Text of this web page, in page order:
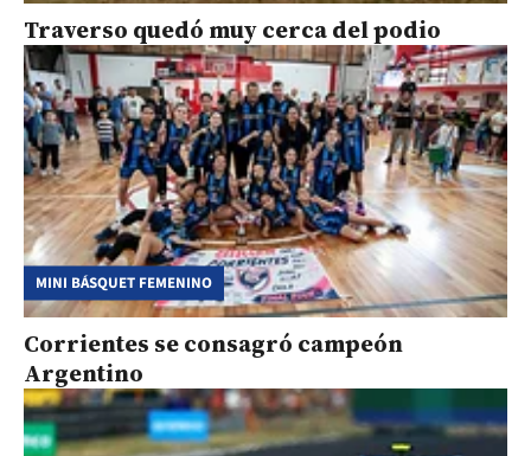
Traverso quedó muy cerca del podio
MINI BÁSQUET FEMENINO
Corrientes se consagró campeón
Argentino